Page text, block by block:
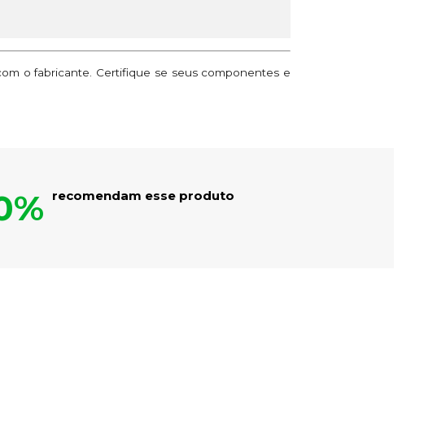
o fabricante. Certifique se seus componentes e
recomendam esse produto